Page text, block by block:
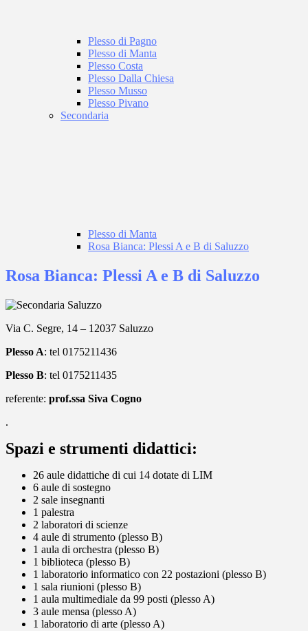
Plesso di Pagno
Plesso di Manta
Plesso Costa
Plesso Dalla Chiesa
Plesso Musso
Plesso Pivano
Secondaria
Plesso di Manta
Rosa Bianca: Plessi A e B di Saluzzo
Rosa Bianca: Plessi A e B di Saluzzo
Via C. Segre, 14 – 12037 Saluzzo
Plesso A: tel 0175211436
Plesso B: tel 0175211435
referente: prof.ssa Siva Cogno
.
Spazi e strumenti didattici:
26 aule didattiche di cui 14 dotate di LIM
6 aule di sostegno
2 sale insegnanti
1 palestra
2 laboratori di scienze
4 aule di strumento (plesso B)
1 aula di orchestra (plesso B)
1 biblioteca (plesso B)
1 laboratorio informatico con 22 postazioni (plesso B)
1 sala riunioni (plesso B)
1 aula multimediale da 99 posti (plesso A)
3 aule mensa (plesso A)
1 laboratorio di arte (plesso A)